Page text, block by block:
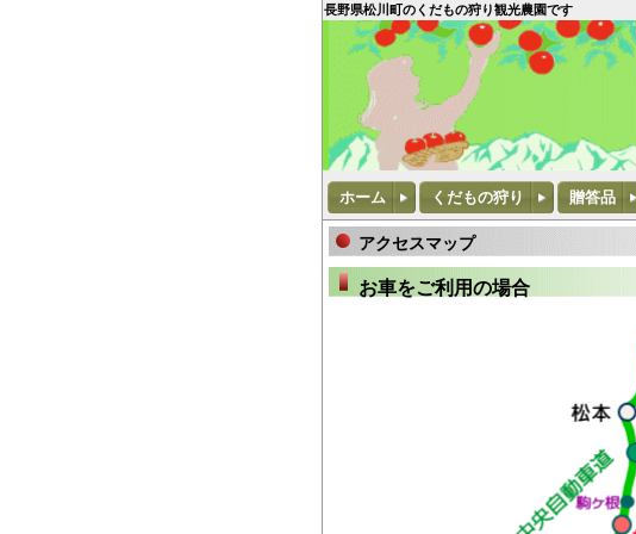
長野県松川町のくだもの狩り観光農園です
ホーム くだもの狩り 贈答品
アクセスマップ
お車をご利用の場合